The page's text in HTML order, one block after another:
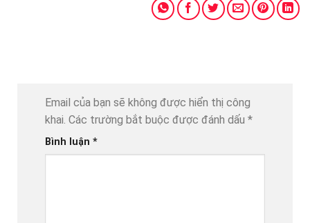
Email của bạn sẽ không được hiển thị công
khai. Các trường bắt buộc được đánh dấu *
Bình luận *